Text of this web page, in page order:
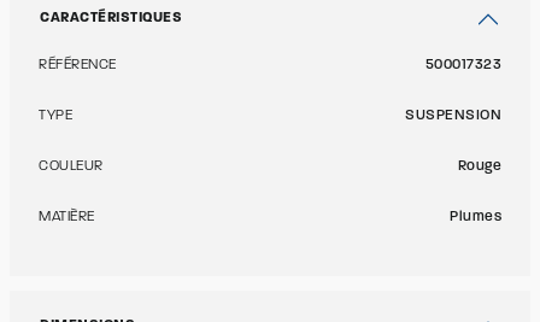
CARACTÉRISTIQUES
RÉFÉRENCE 500017323
TYPE SUSPENSION
COULEUR Rouge
MATIÈRE Plumes